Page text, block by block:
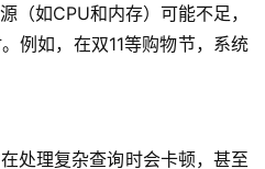
（如CPU和内存）可能不足，
例如，在双11等购物节，系统
处理复杂查询时会卡顿，甚至